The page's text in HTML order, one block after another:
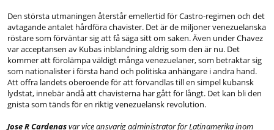
Den största utmaningen återstår emellertid för Castro-regimen och det
avtagande antalet hårdföra chavister. Det är de miljoner venezuelanska
röstare som förväntar sig att få säga sitt om saken. Även under Chavez
var acceptansen av Kubas inblandning aldrig som den är nu. Det
kommer att förolämpa väldigt många venezuelaner, som betraktar sig
som nationalister i första hand och politiska anhängare i andra hand.
Att offra landets oberoende för att förvandlas till en simpel kubansk
lydstat, innebär ändå att chavisterna har gått för långt. Det kan bli den
gnista som tänds för en riktig venezuelansk revolution.
Jose R Cardenasvar vice ansvarig administrator för Latinamerika inom